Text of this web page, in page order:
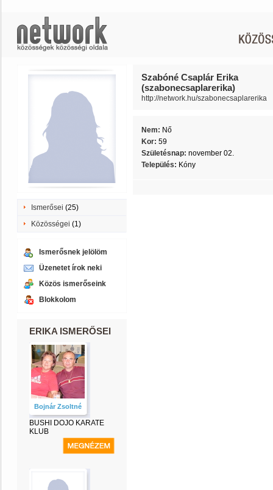
Ismerősei (25)
Közösségei (1)
Ismerősnek jelölöm
Üzenetet írok neki
Közös ismerőseink
Blokkolom
ERIKA ISMERŐSEI
Bojnár Zsoltné
BUSHI DOJO KARATE
KLUB
Szabóné Csaplár Erika
(szabonecsaplarerika)
http://network.hu/szabonecsaplarerika
Nem: Nő
Kor: 59
Születésnap: november 02.
Település: Kóny